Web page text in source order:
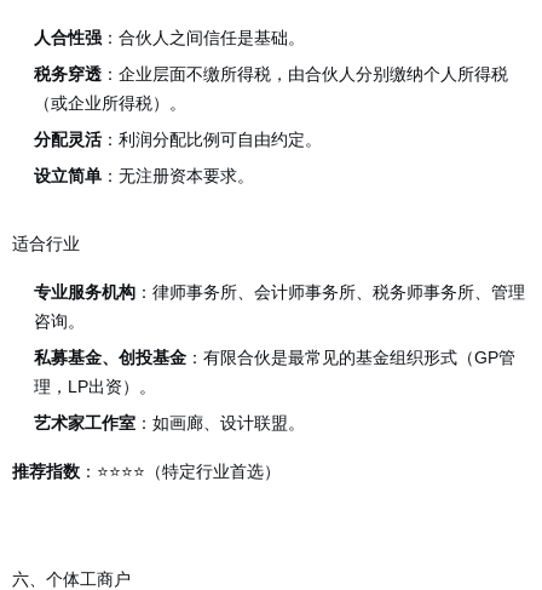
人合性强 ：合伙人之间信任是基础。
税务穿透 ：企业层面不缴所得税，由合伙人分别缴纳个人所得税
（或企业所得税）。
分配灵活 ：利润分配比例可自由约定。
设立简单 ：无注册资本要求。
适合行业
专业服务机构 ：律师事务所、会计师事务所、税务师事务所、管理
咨询。
私募基金、创投基金 ：有限合伙是最常见的基金组织形式（GP管
理，LP出资）。
艺术家工作室 ：如画廊、设计联盟。
推荐指数 ：⭐⭐⭐⭐（特定行业首选）
六、个体工商户